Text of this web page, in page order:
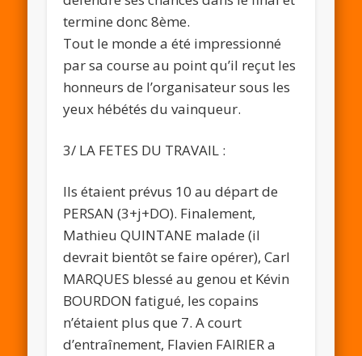
termine donc 8ème.
Tout le monde a été impressionné
par sa course au point qu’il reçut les
honneurs de l’organisateur sous les
yeux hébétés du vainqueur.
3/ LA FETES DU TRAVAIL :
Ils étaient prévus 10 au départ de
PERSAN (3+j+DO). Finalement,
Mathieu QUINTANE malade (il
devrait bientôt se faire opérer), Carl
MARQUES blessé au genou et Kévin
BOURDON fatigué, les copains
n’étaient plus que 7. A court
d’entraînement, Flavien FAIRIER a